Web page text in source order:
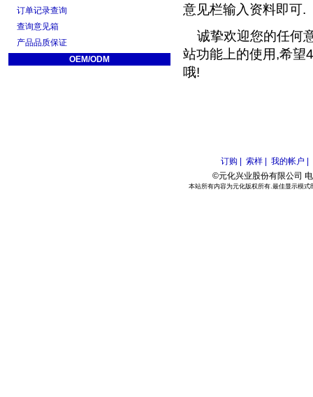
订单记录查询
查询意见箱
产品品质保证
OEM/ODM
意见栏输入资料即可.
诚挚欢迎您的任何
站功能上的使用,希望
哦!
订购 | 索样 |
我的帐户 |
©元化兴业股份有限公司
本站所有内容为元化版权所有.最佳显示模